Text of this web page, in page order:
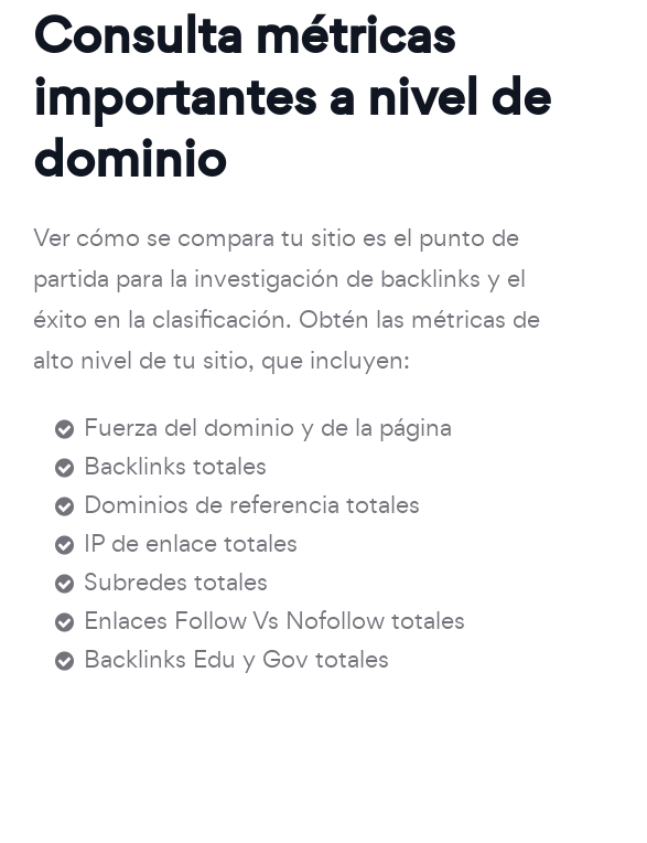
Consulta métricas
importantes a nivel de
dominio
Ver cómo se compara tu sitio es el punto de
partida para la investigación de backlinks y el
éxito en la clasificación. Obtén las métricas de
alto nivel de tu sitio, que incluyen:
Fuerza del dominio y de la página
Backlinks totales
Dominios de referencia totales
IP de enlace totales
Subredes totales
Enlaces Follow Vs Nofollow totales
Backlinks Edu y Gov totales